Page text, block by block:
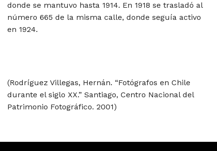
donde se mantuvo hasta 1914. En 1918 se trasladó al
número 665 de la misma calle, donde seguía activo
en 1924.
(Rodríguez Villegas, Hernán. “Fotógrafos en Chile
durante el siglo XX.” Santiago, Centro Nacional del
Patrimonio Fotográfico. 2001)